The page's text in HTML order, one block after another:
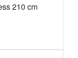
210 cm